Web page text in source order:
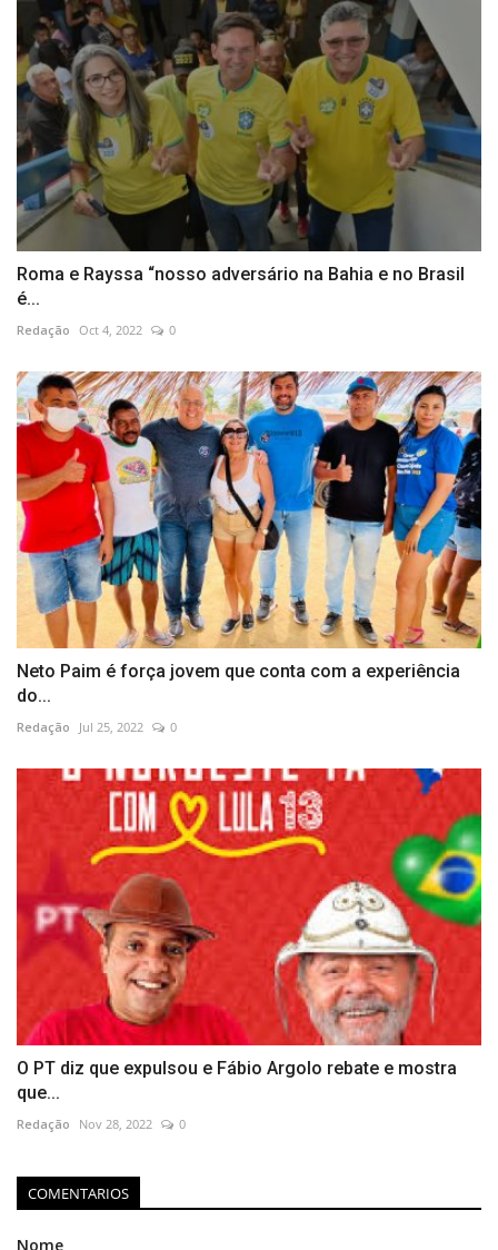
Roma e Rayssa “nosso adversário na Bahia e no Brasil
é...
Redação Oct 4, 2022 0
Neto Paim é força jovem que conta com a experiência
do...
Redação Jul 25, 2022 0
O PT diz que expulsou e Fábio Argolo rebate e mostra
que...
Redação Nov 28, 2022 0
COMENTARIOS
Nome